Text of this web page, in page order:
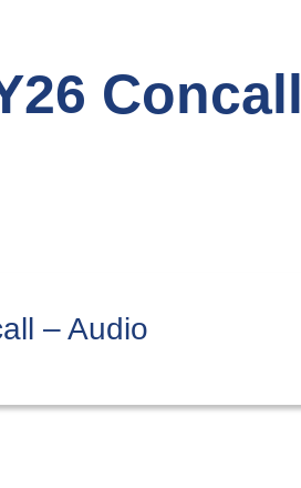
Concall
– Audio